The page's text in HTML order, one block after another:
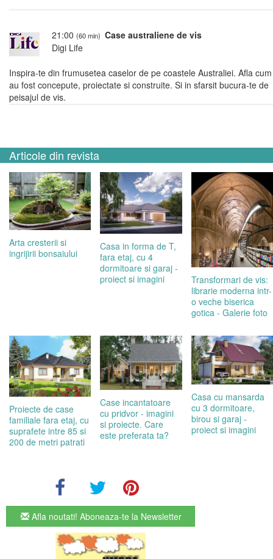
21:00 (60 min) Case australiene de vis
Digi Life
Inspira-te din frumusetea caselor de pe coastele Australiei. Afla cum
au fost concepute, proiectate si construite. Si in sfarsit bucura-te de
peisajul de vis.
Articole din revista
Arta cresterii si
ingrijirii bonsaiului
Casa in forma de T,
fara etaj, cu 4
dormitoare si garaj -
proiect si imagini
Transformari de vis:
librarie moderna intr-
o veche biserica
gotica - Galerie foto
Proiecte de case
familiale fara etaj, cu
suprafete intre 85 si
200 de metri patrati
Case incantatoare
cu pridvor - imagini
si proiecte. Care
este preferata ta?
Casa cu mansarda
cu 3 dormitoare,
birou si garaj -
proiect si imagini
Afla noutati! Aboneaza-te la Newsletter